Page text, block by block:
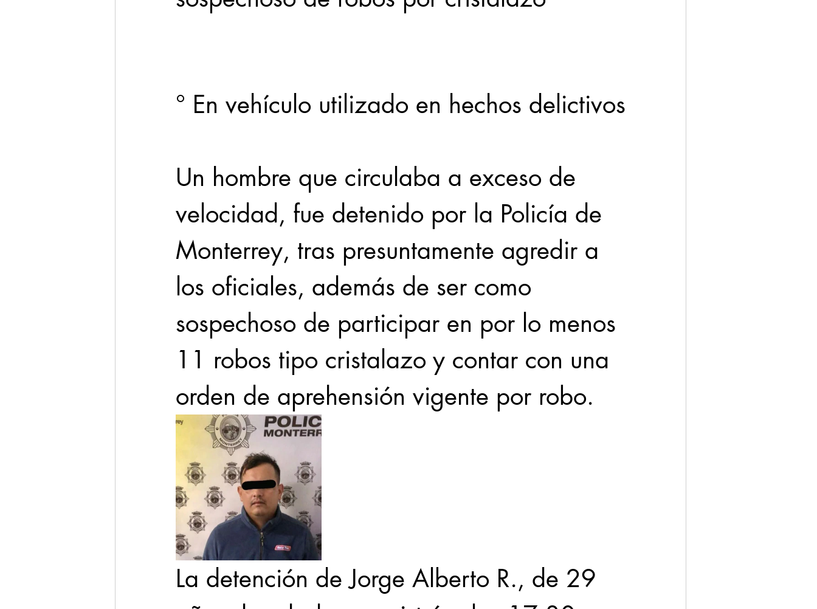
Seguridad 31abr
° En vehículo utilizado en hechos delictivos
Un hombre que circulaba a exceso de
velocidad, fue detenido por la Policía de
Monterrey, tras presuntamente agredir a
los oficiales, además de ser como
sospechoso de participar en por lo menos
11 robos tipo cristalazo y contar con una
orden de aprehensión vigente por robo.
La detención de Jorge Alberto R., de 29